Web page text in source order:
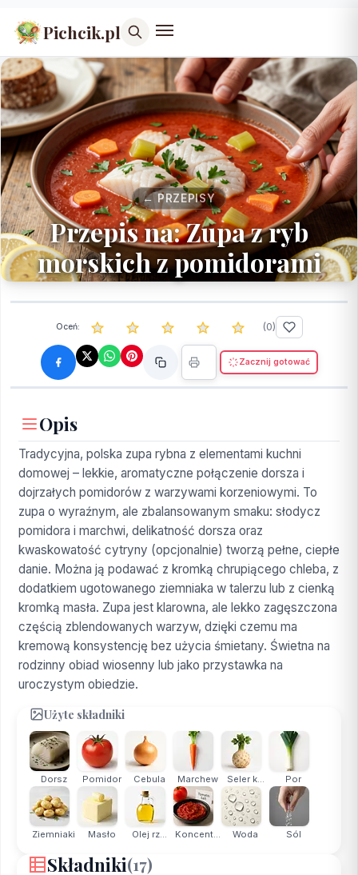
Pichcik.pl
← PRZEPISY
Przepis na: Zupa z ryb
morskich z pomidorami
Oceń: (0)
Zacznij gotować
Opis
Tradycyjna, polska zupa rybna z elementami kuchni
domowej – lekkie, aromatyczne połączenie dorsza i
dojrzałych pomidorów z warzywami korzeniowymi. To
zupa o wyraźnym, ale zbalansowanym smaku: słodycz
pomidora i marchwi, delikatność dorsza oraz
kwaskowatość cytryny (opcjonalnie) tworzą pełne, ciepłe
danie. Można ją podawać z kromką chrupiącego chleba, z
dodatkiem ugotowanego ziemniaka w talerzu lub z cienką
kromką masła. Zupa jest klarowna, ale lekko zagęszczona
częścią zblendowanych warzyw, dzięki czemu ma
kremową konsystencję bez użycia śmietany. Świetna na
rodzinny obiad wiosenny lub jako przystawka na
uroczystym obiedzie.
Użyte składniki
Dorsz Pomidor Cebula Marchew Seler k... Por
Ziemniaki Masło Olej rz... Koncent... Woda Sól
Składniki(17)